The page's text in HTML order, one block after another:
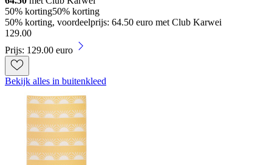
50% korting50% korting
50% korting, voordeelprijs: 64.50 euro met Club Karwei
129.00
Prijs: 129.00 euro
Bekijk alles in buitenkleed